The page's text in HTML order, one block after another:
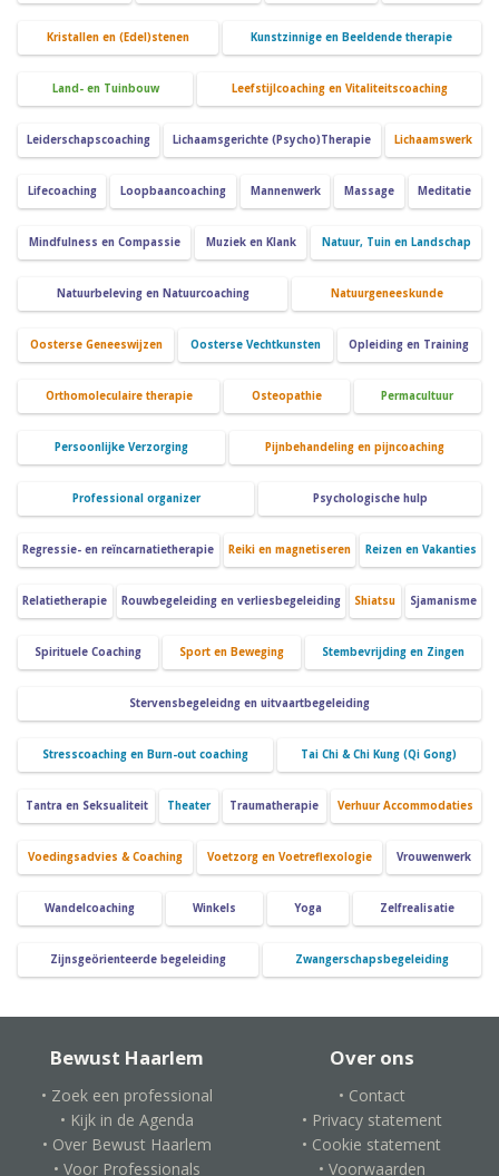
Kristallen en (Edel)stenen Kunstzinnige en Beeldende therapie
Land- en Tuinbouw Leefstijlcoaching en Vitaliteitscoaching
Leiderschapscoaching Lichaamsgerichte (Psycho)Therapie Lichaamswerk
Lifecoaching Loopbaancoaching Mannenwerk Massage Meditatie
Mindfulness en Compassie Muziek en Klank Natuur, Tuin en Landschap
Natuurbeleving en Natuurcoaching Natuurgeneeskunde
Oosterse Geneeswijzen Oosterse Vechtkunsten Opleiding en Training
Orthomoleculaire therapie Osteopathie Permacultuur
Persoonlijke Verzorging Pijnbehandeling en pijncoaching
Professional organizer Psychologische hulp
Regressie- en reïncarnatietherapie Reiki en magnetiseren Reizen en Vakanties
Relatietherapie Rouwbegeleiding en verliesbegeleiding Shiatsu Sjamanisme
Spirituele Coaching Sport en Beweging Stembevrijding en Zingen
Stervensbegeleidng en uitvaartbegeleiding
Stresscoaching en Burn-out coaching Tai Chi & Chi Kung (Qi Gong)
Tantra en Seksualiteit Theater Traumatherapie Verhuur Accommodaties
Voedingsadvies & Coaching Voetzorg en Voetreflexologie Vrouwenwerk
Wandelcoaching Winkels Yoga Zelfrealisatie
Zijnsgeörienteerde begeleiding Zwangerschapsbegeleiding
Bewust Haarlem
• Zoek een professional
• Kijk in de Agenda
• Over Bewust Haarlem
• Voor Professionals
Over ons
• Contact
• Privacy statement
• Cookie statement
• Voorwaarden